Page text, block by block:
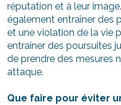
réputation et à leur
également entraîner des
et une violation de la vie
entraîner des poursuites
de prendre des mesures
attaque.
Que faire pour éviter